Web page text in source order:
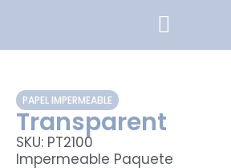
PAPEL IMPERMEABLE
Transparent
SKU: PT2100
Impermeable Paquete